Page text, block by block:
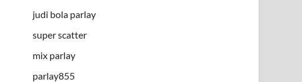
judi bola parlay
super scatter
mix parlay
parlay855